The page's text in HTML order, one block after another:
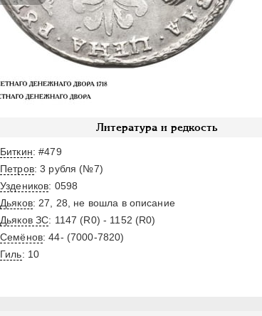
Литература и редкость
Биткин: #479
Петров: 3 рубля (№7)
Уздеников: 0598
Дьяков: 27, 28, не вошла в описание
Дьяков ЗС: 1147 (R0) - 1152 (R0)
Семёнов: 44- (7000-7820)
Гиль: 10